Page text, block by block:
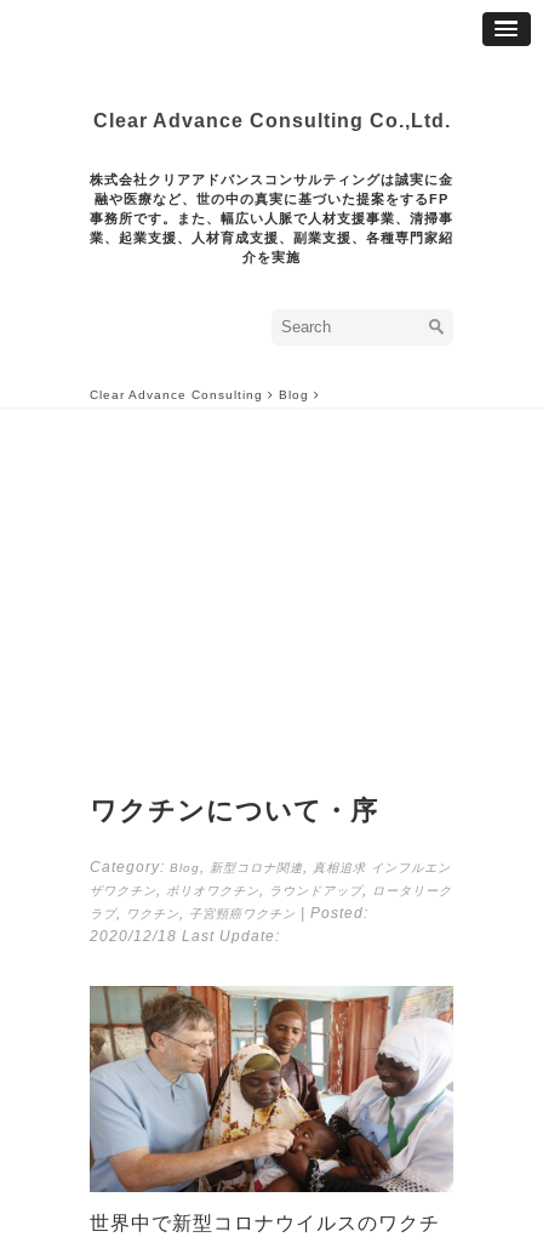
Clear Advance Consulting Co.,Ltd.
株式会社クリアアドバンスコンサルティングは誠実に金
融や医療など、世の中の真実に基づいた提案をするFP
事務所です。また、幅広い人脈で人材支援事業、清掃事
業、起業支援、人材育成支援、副業支援、各種専門家紹
介を実施
Clear Advance Consulting Blog
ワクチンについて・序
Category: Blog 新型コロナ関連 真相追求 インフルエン
ザワクチン
ポリオワクチン ラウンドアップ,
ロータリーク
ラブ, ワクチン 子宮頸癌ワクチン | Posted:
2020/12/18 Last Update:
世界中で新型コロナウイルスのワクチ